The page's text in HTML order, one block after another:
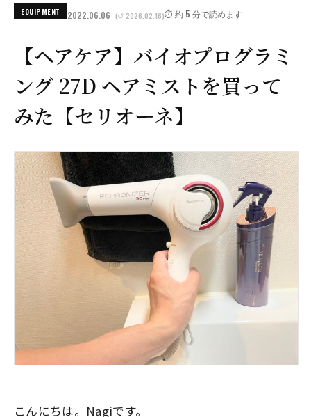
EQUIPMENT 2022.06.06 (↺ 2026.02.16)⏱️ 約 5 分で読めます
【ヘアケア】バイオプログラミ
ング 27D ヘアミストを買って
みた【セリオーネ】
こんにちは。Nagiです。